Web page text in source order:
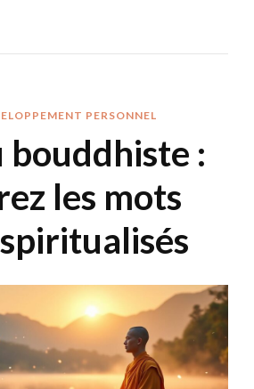
PERSONNEL
bouddhiste :
les mots